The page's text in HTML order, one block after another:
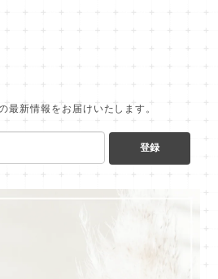
最新情報をお届けいたします。
登録